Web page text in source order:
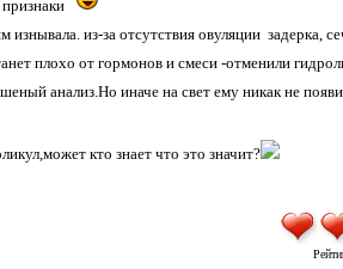
из-за отсутствия овуляции задерка,
плохо от гормонов и смеси -отменили
анализ.Но иначе на свет ему никак не
кто знает что это значит?